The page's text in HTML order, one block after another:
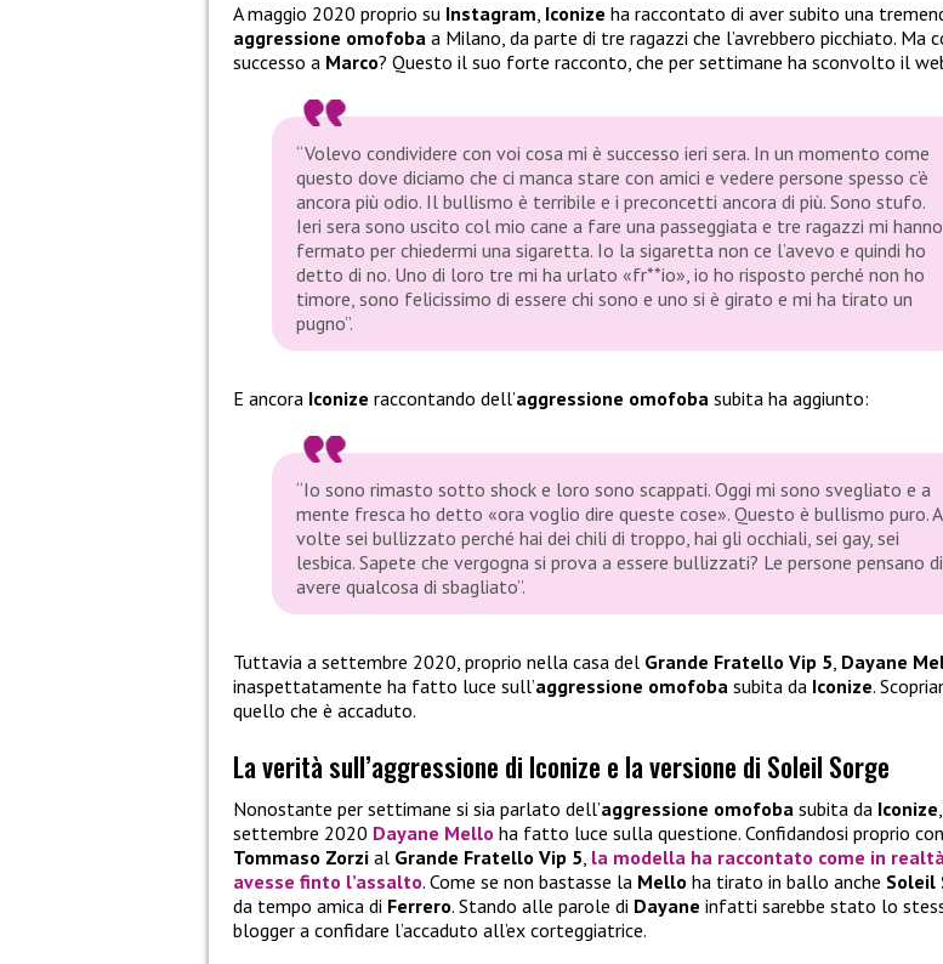
A maggio 2020 proprio su Instagram, Iconize ha raccontato di aver subito una
aggressione omofoba a Milano, da parte di tre ragazzi che l’avrebbero picchiato. Ma
successo a Marco? Questo il suo forte racconto, che per settimane ha sconvolto il
“Volevo condividere con voi cosa mi è successo ieri sera. In un momento come
questo dove diciamo che ci manca stare con amici e vedere persone spesso c’è
ancora più odio. Il bullismo è terribile e i preconcetti ancora di più. Sono stufo.
Ieri sera sono uscito col mio cane a fare una passeggiata e tre ragazzi mi hanno
fermato per chiedermi una sigaretta. Io la sigaretta non ce l’avevo e quindi ho
detto di no. Uno di loro tre mi ha urlato «fr**io», io ho risposto perché non ho
timore, sono felicissimo di essere chi sono e uno si è girato e mi ha tirato un
pugno”.
E ancora Iconize raccontando dell’aggressione omofoba subita ha aggiunto:
“Io sono rimasto sotto shock e loro sono scappati. Oggi mi sono svegliato e a
mente fresca ho detto «ora voglio dire queste cose». Questo è bullismo puro. A
volte sei bullizzato perché hai dei chili di troppo, hai gli occhiali, sei gay, sei
lesbica. Sapete che vergogna si prova a essere bullizzati? Le persone pensano di
avere qualcosa di sbagliato”.
Tuttavia a settembre 2020, proprio nella casa del Grande Fratello Vip 5, Dayane
inaspettatamente ha fatto luce sull’aggressione omofoba subita da Iconize.
quello che è accaduto.
La verità sull’aggressione di Iconize e la versione di Soleil Sorge
Nonostante per settimane si sia parlato dell’aggressione omofoba subita da Iconize
settembre 2020 Dayane Mello ha fatto luce sulla questione. Confidandosi proprio con
Tommaso Zorzi al Grande Fratello Vip 5, la modella ha raccontato come in
avesse finto l’assalto. Come se non bastasse la Mello ha tirato in ballo anche Soleil
da tempo amica di Ferrero. Stando alle parole di Dayane infatti sarebbe stato lo
blogger a confidare l’accaduto all’ex corteggiatrice.